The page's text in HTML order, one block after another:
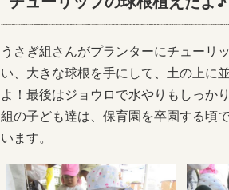
うさぎ組さんがプランターにチューリ
い、大きな球根を手にして、土の上に
よ！最後はジョウロで水やりもしっか
組の子ども達は、保育園を卒園する頃
います。